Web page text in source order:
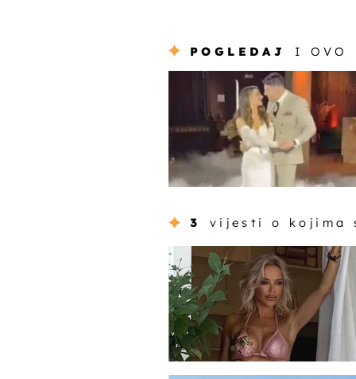
POGLEDAJ I OVO
3 vijesti o kojima